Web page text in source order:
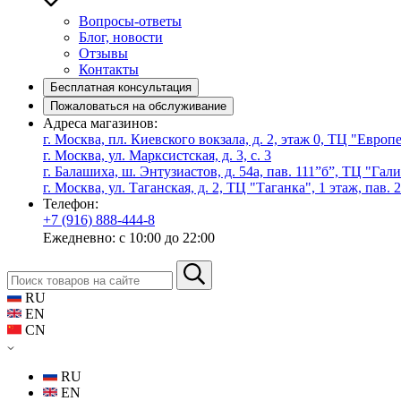
Вопросы-ответы
Блог, новости
Отзывы
Контакты
Бесплатная консультация
Пожаловаться на обслуживание
Адреса магазинов:
г. Москва, пл. Киевского вокзала, д. 2, этаж 0, ТЦ
г. Москва, ул. Марксистская, д. 3, с. 3
г. Балашиха, ш. Энтузиастов, д. 54а, пав. 111”б”, ТЦ
г. Москва, ул. Таганская, д. 2, ТЦ "Таганка", 1 этаж, пав.
Телефон:
+7 (916) 888-444-8
Ежедневно: с 10:00 до 22:00
RU
EN
CN
RU
EN